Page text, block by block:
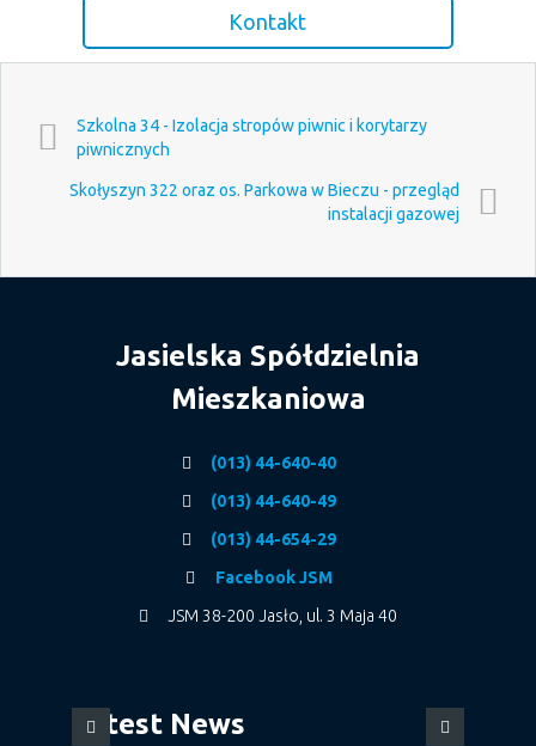
Kontakt
Szkolna 34 - Izolacja stropów piwnic i korytarzy
piwnicznych
Skołyszyn 322 oraz os. Parkowa w Bieczu - przegląd
instalacji gazowej
Jasielska Spółdzielnia
Mieszkaniowa
(013) 44-640-40
(013) 44-640-49
(013) 44-654-29
Facebook JSM
JSM 38-200 Jasło, ul. 3 Maja 40
Latest News